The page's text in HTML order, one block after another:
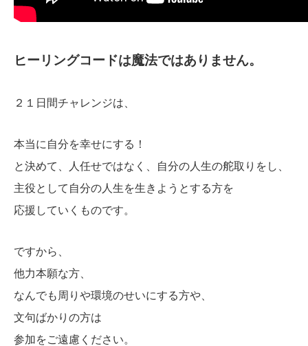
ヒーリングコードは魔法ではありません。
２１日間チャレンジは、
本当に自分を幸せにする！
と決めて、人任せではなく、自分の人生の舵取りをし、
主役として自分の人生を生きようとする方を
応援していくものです。
ですから、
他力本願な方、
なんでも周りや環境のせいにする方や、
文句ばかりの方は
参加をご遠慮ください。